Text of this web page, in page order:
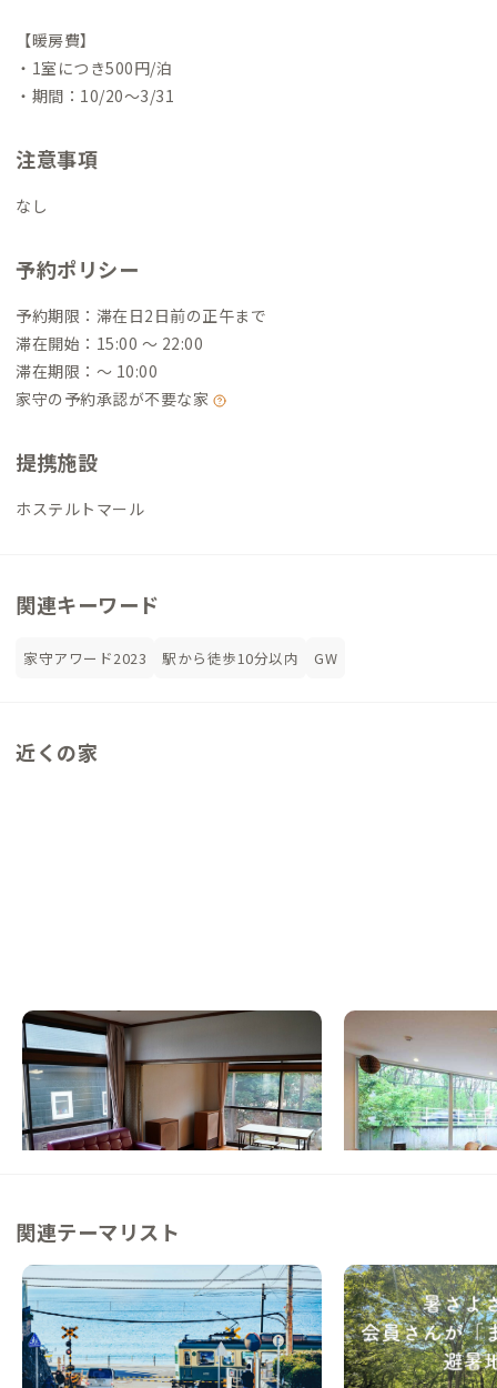
【暖房費】
・1室につき500円/泊
・期間：10/20〜3/31
注意事項
なし
予約ポリシー
予約期限：滞在日2日前の正午まで
滞在開始：15:00 〜 22:00
滞在期限：〜 10:00
家守の予約承認が不要な家
提携施設
ホステルトマール
関連キーワード
家守アワード2023 駅から徒歩10分以内 GW
近くの家
栗山A邸
北海道 戸建て
【駅徒歩15分】繁華街へのアクセス良好！
閑静な住宅街にある北海道の家
この家からの距離 58km
帯広B邸
北海道 シェアハウス
【バス停目の前】農
が広がるシェアハウ
この家からの距離 82km
関連テーマリスト